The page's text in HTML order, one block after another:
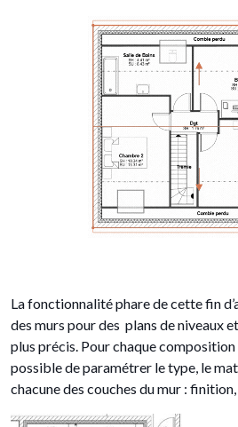
La fonctionnalité phare de cette fin
des murs pour des plans de niveaux
plus précis. Pour chaque
possible de paramétrer le type, le
chacune des couches du mur :